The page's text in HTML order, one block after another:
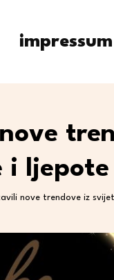
impressum
i ljepote
nove trendove iz